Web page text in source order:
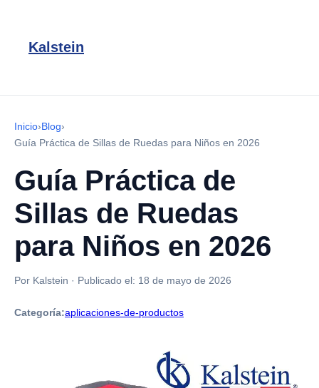
Kalstein
Inicio›Blog›
Guía Práctica de Sillas de Ruedas para Niños en 2026
Guía Práctica de
Sillas de Ruedas
para Niños en 2026
Por Kalstein · Publicado el: 18 de mayo de 2026
Categoría:aplicaciones-de-productos